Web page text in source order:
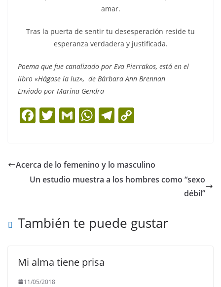
amar.
Tras la puerta de sentir tu desesperación reside tu
esperanza verdadera y justificada.
Poema que fue canalizado por Eva Pierrakos, está en el
libro «Hágase la luz», de Bárbara Ann Brennan
Enviado por Marina Gendra
F
e
b
k
T
er
G
l
W
s
A
T
gr
a
y
Li
Acerca de lo femenino y lo masculino
Un estudio muestra a los hombres como “sexo
débil”
También te puede gustar
Mi alma tiene prisa
11/05/2018